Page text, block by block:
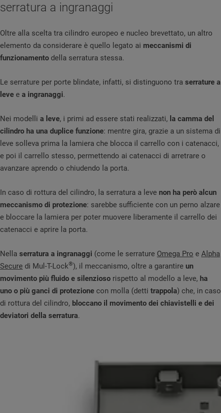
serratura a ingranaggi
Oltre alla scelta tra cilindro europeo e nucleo brevettato, un altro
elemento da considerare è quello legato ai meccanismi di
funzionamento della serratura stessa.
Le serrature per porte blindate, infatti, si distinguono tra serrature a
leve e a ingranaggi.
Nei modelli a leve, i primi ad essere stati realizzati, la camma del
cilindro ha una duplice funzione: mentre gira, grazie a un sistema di
leve solleva prima la lamiera che blocca il carrello con i catenacci,
e poi il carrello stesso, permettendo ai catenacci di arretrare o
avanzare aprendo o chiudendo la porta.
In caso di rottura del cilindro, la serratura a leve non ha però alcun
meccanismo di protezione: sarebbe sufficiente con un perno alzare
e bloccare la lamiera per poter muovere liberamente il carrello dei
catenacci e aprire la porta.
Nella serratura a ingranaggi (come le serrature Omega Pro e Alpha
Secure di Mul-T-Lock®), il meccanismo, oltre a garantire un
movimento più fluido e silenzioso rispetto al modello a leve, ha
uno o più ganci di protezione con molla (detti trappola) che, in caso
di rottura del cilindro, bloccano il movimento dei chiavistelli e dei
deviatori della serratura.